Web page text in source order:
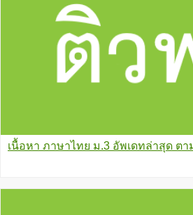
เนื้อหา ภาษาไทย ม.3 อัพเดทล่าสุด ต